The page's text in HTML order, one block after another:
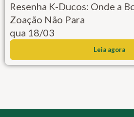
Resenha K-Ducos: Onde a
Zoação Não Para
qua 18/03
Leia agora